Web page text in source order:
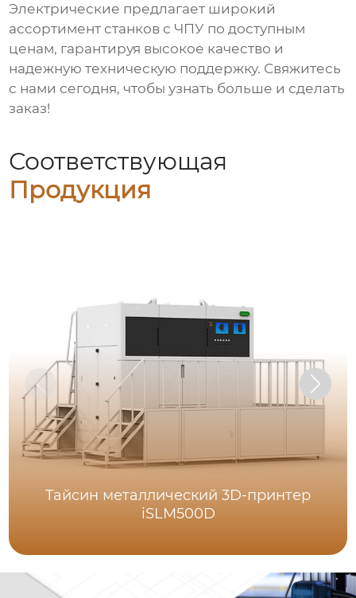
Электрические предлагает широкий
ассортимент станков с ЧПУ по доступным
ценам, гарантируя высокое качество и
надежную техническую поддержку. Свяжитесь
с нами сегодня, чтобы узнать больше и сделать
заказ!
Соответствующая
Продукция
Тайсин металлический 3D-принтер
iSLM500D